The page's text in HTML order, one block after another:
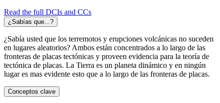
Read the full DCIs and CCs
¿Sabías que...?
¿Sabía usted que los terremotos y erupciones volcánicas no suceden
en lugares aleatorios? Ambos están concentrados a lo largo de las
fronteras de placas tectónicas y proveen evidencia para la teoría de
tectónica de placas. La Tierra es un planeta dinámico y en ningún
lugar es mas evidente esto que a lo largo de las fronteras de placas.
Conceptos clave